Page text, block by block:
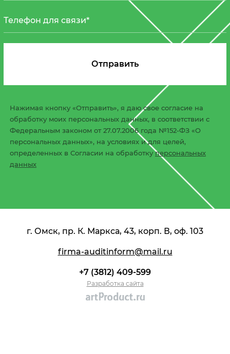
Нажимая кнопку «Отправить», я даю свое согласие на
обработку моих персональных данных, в соответствии с
Федеральным законом от 27.07.2006 года №152-ФЗ «О
персональных данных», на условиях и для целей,
определенных в Согласии на обработкуперсональных
данных
г. Омск, пр. К. Маркса, 43, корп. В, оф. 103
firma-auditinform@mail.ru
+7 (3812) 409-599
Разработка сайта